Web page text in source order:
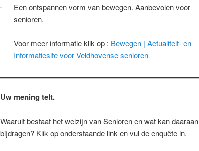
Een ontspannen vorm van bewegen. Aanbevolen voor
senioren.
Voor meer informatie klik op : Bewegen | Actualiteit- en
Informatiesite voor Veldhovense senioren
Uw mening telt.
Waaruit bestaat het welzijn van Senioren en wat kan daaraan
bijdragen? Klik op onderstaande link en vul de enquête in.